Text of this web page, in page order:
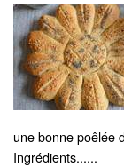
une bonne poêlée
Ingrédients......